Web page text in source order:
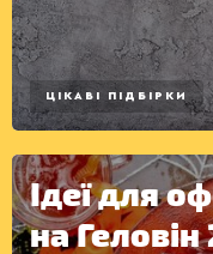
ЦІКАВІ ПІДБІРКИ
Ідеї для
на